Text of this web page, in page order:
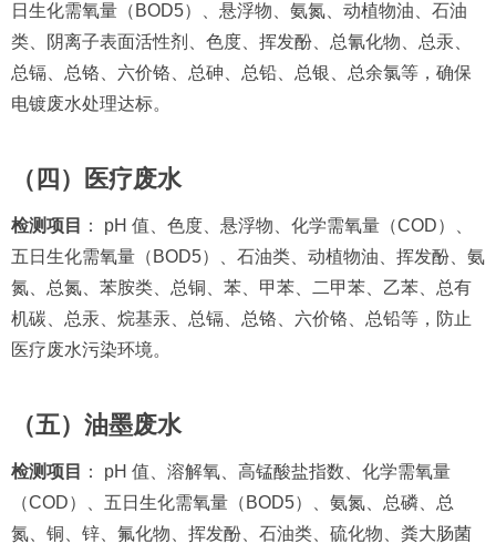
日生化需氧量（BOD5）、悬浮物、氨氮、动植物油、石油
类、阴离子表面活性剂、色度、挥发酚、总氰化物、总汞、
总镉、总铬、六价铬、总砷、总铅、总银、总余氯等，确保
电镀废水处理达标。
（四）医疗废水
检测项目
： pH 值、色度、悬浮物、化学需氧量（COD）、
五日生化需氧量（BOD5）、石油类、动植物油、挥发酚、氨
氮、总氮、苯胺类、总铜、苯、甲苯、二甲苯、乙苯、总有
机碳、总汞、烷基汞、总镉、总铬、六价铬、总铅等，防止
医疗废水污染环境。
（五）油墨废水
检测项目
： pH 值、溶解氧、高锰酸盐指数、化学需氧量
（COD）、五日生化需氧量（BOD5）、氨氮、总磷、总
氮、铜、锌、氟化物、挥发酚、石油类、硫化物、粪大肠菌